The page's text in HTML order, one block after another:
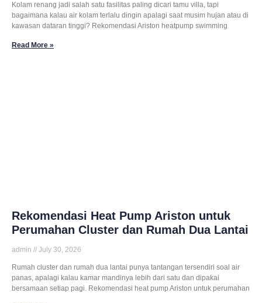
Kolam renang jadi salah satu fasilitas paling dicari tamu villa, tapi
bagaimana kalau air kolam terlalu dingin apalagi saat musim hujan atau di
kawasan dataran tinggi? Rekomendasi Ariston heatpump swimming
Read More »
Rekomendasi Heat Pump Ariston untuk
Perumahan Cluster dan Rumah Dua Lantai
admin July 30, 2026
Rumah cluster dan rumah dua lantai punya tantangan tersendiri soal air
panas, apalagi kalau kamar mandinya lebih dari satu dan dipakai
bersamaan setiap pagi. Rekomendasi heat pump Ariston untuk perumahan